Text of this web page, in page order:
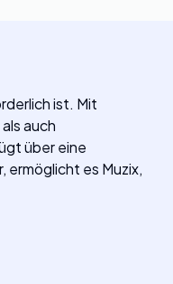
ist. Mit
auch
über eine
es Muzix,